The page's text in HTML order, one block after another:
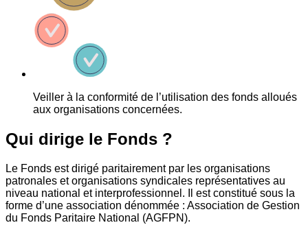
Veiller à la conformité de l’utilisation des fonds alloués
aux organisations concernées.
Qui dirige le Fonds ?
Le Fonds est dirigé paritairement par les organisations
patronales et organisations syndicales représentatives au
niveau national et interprofessionnel. Il est constitué sous la
forme d’une association dénommée : Association de Gestion
du Fonds Paritaire National (AGFPN).